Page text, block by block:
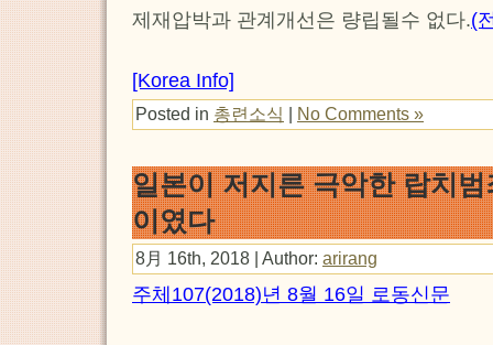
제재압박과 관계개선은 량립될수 없다.(
[Korea Info]
Posted in 총련소식 | No Comments »
일본이 저지른 극악한 랍치
이였다
8月 16th, 2018 | Author: arirang
주체107(2018)년 8월 16일 로동신문